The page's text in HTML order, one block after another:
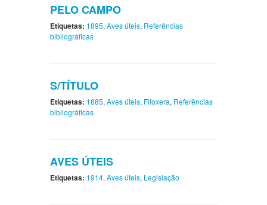
PELO CAMPO
Etiquetas: 1895, Aves úteis, Referências
bibliográficas
S/TÍTULO
Etiquetas: 1885, Aves úteis, Filoxera, Referências
bibliográficas
AVES ÚTEIS
Etiquetas: 1914, Aves úteis, Legislação